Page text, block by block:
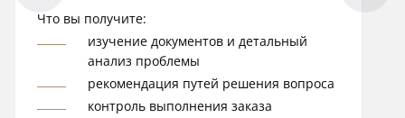
Что вы получите:
изучение документов и детальный
анализ проблемы
рекомендация путей решения вопроса
контроль выполнения заказа